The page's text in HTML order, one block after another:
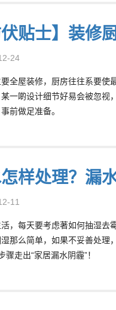
伏贴士】装修
24
全屋装修，厨房往往系要使
一啲设计细节好易会被忽视
前做足准备。
样处理？漏
11
，每天要考虑著如何抽湿去
那么简单，如果不妥善处理
骤走出“家居漏水阴霾”！